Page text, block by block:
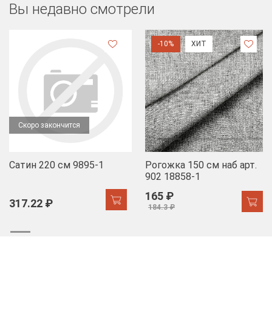
Вы недавно смотрели
Скоро закончится
Сатин 220 см 9895-1
317.22 ₽
-10% ХИТ
Рогожка 150 см наб арт.
902 18858-1
165 ₽
184.3 ₽